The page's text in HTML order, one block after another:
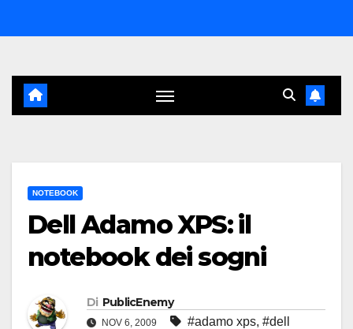
al
NOTEBOOK
Dell Adamo XPS: il
notebook dei sogni
Di PublicEnemy
NOV 6, 2009 #adamo xps, #dell